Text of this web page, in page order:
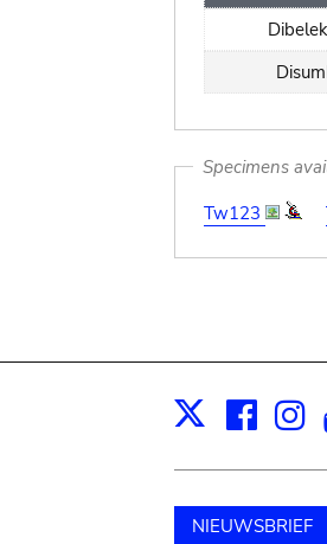
Specimens
Tw123
X
NIEUWSBRIEF